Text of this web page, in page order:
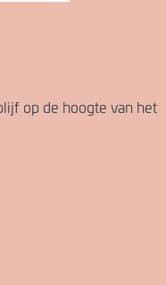
op de hoogte van het